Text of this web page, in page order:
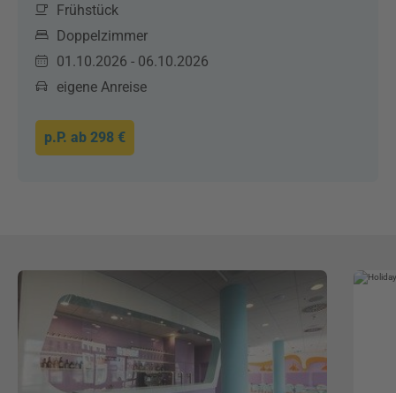
Frühstück
Doppelzimmer
01.10.2026 - 06.10.2026
eigene Anreise
p.P. ab 298 €